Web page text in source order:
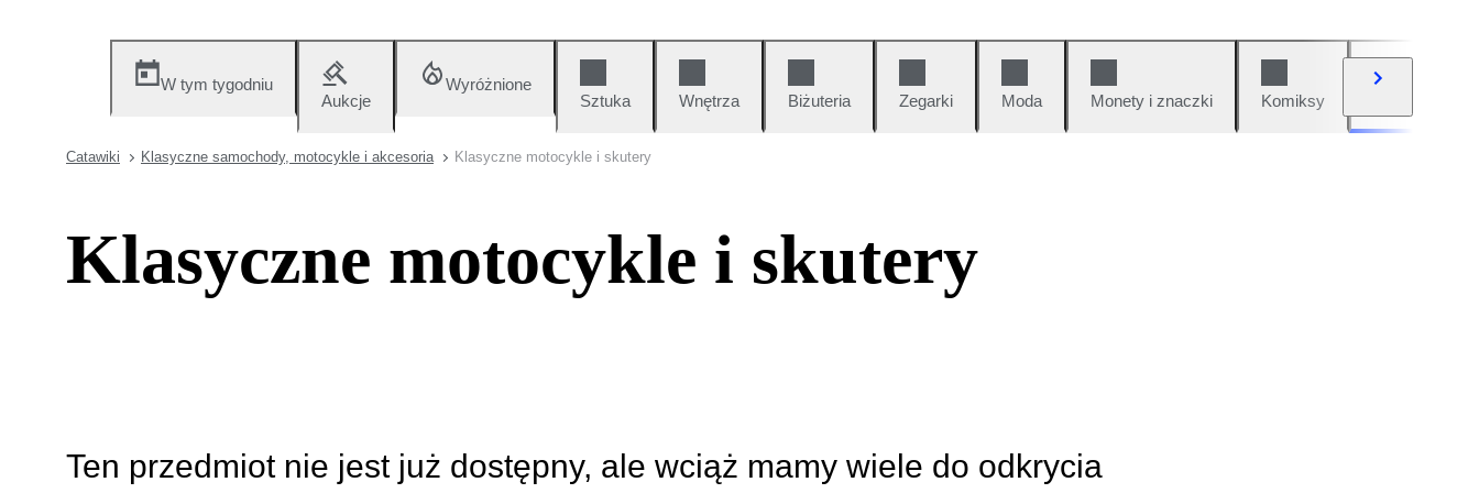
W tym tygodniu
Aukcje
Wyróżnione
Sztuka
Wnętrza Biżuteria Zegarki Moda Monety i znaczki Komiksy
Catawiki Klasyczne samochody, motocykle i akcesoria Klasyczne motocykle i skutery
Klasyczne motocykle i skutery
Ten przedmiot nie jest już dostępny, ale wciąż mamy wiele do odkrycia